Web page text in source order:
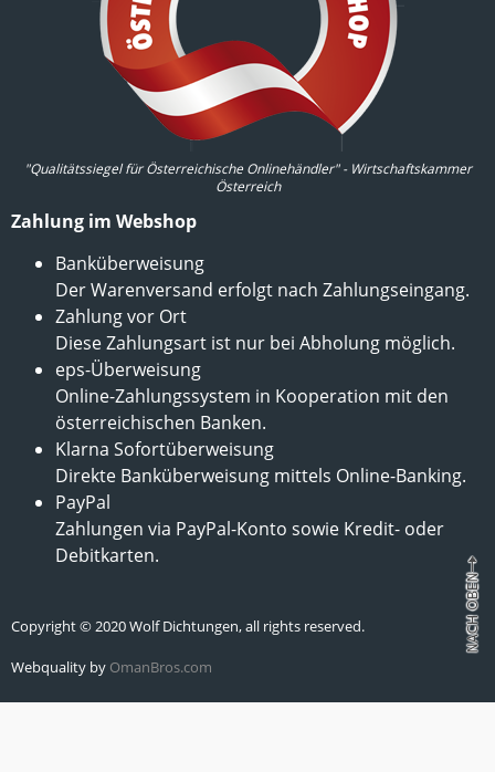
"Qualitätssiegel für Österreichische Onlinehändler" - Wirtschaftskammer
Österreich
Zahlung im Webshop
Banküberweisung
Der Warenversand erfolgt nach Zahlungseingang.
Zahlung vor Ort
Diese Zahlungsart ist nur bei Abholung möglich.
eps-Überweisung
Online-Zahlungssystem in Kooperation mit den
österreichischen Banken.
Klarna Sofortüberweisung
Direkte Banküberweisung mittels Online-Banking.
PayPal
Zahlungen via PayPal-Konto sowie Kredit- oder
Debitkarten.
Copyright © 2020 Wolf Dichtungen, all rights reserved.
Webquality by OmanBros.com